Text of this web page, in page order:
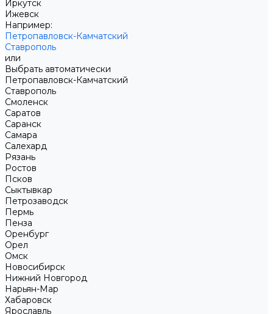
Иркутск
Ижевск
Например:
Петропавловск-Камчатский
Ставрополь
или
Выбрать автоматически
Петропавловск-Камчатский
Ставрополь
Смоленск
Саратов
Саранск
Самара
Салехард
Рязань
Ростов
Псков
Сыктывкар
Петрозаводск
Пермь
Пенза
Оренбург
Орел
Омск
Новосибирск
Нижний Новгород
Нарьян-Мар
Хабаровск
Ярославль